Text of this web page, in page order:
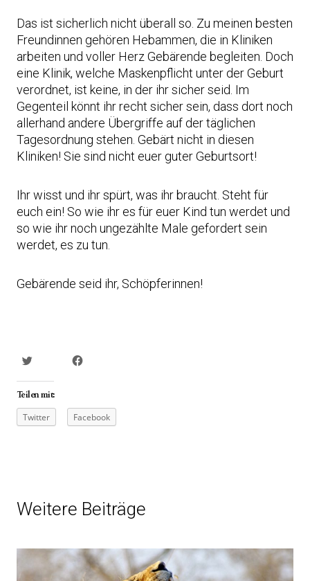
Das ist sicherlich nicht überall so. Zu meinen besten
Freundinnen gehören Hebammen, die in Kliniken
arbeiten und voller Herz Gebärende begleiten. Doch
eine Klinik, welche Maskenpflicht unter der Geburt
verordnet, ist keine, in der ihr sicher seid. Im
Gegenteil könnt ihr recht sicher sein, dass dort noch
allerhand andere Übergriffe auf der täglichen
Tagesordnung stehen. Gebärt nicht in diesen
Kliniken! Sie sind nicht euer guter Geburtsort!
Ihr wisst und ihr spürt, was ihr braucht. Steht für
euch ein! So wie ihr es für euer Kind tun werdet und
so wie ihr noch ungezählte Male gefordert sein
werdet, es zu tun.
Gebärende seid ihr, Schöpferinnen!
Teilen mit:
Twitter Facebook
Weitere Beiträge